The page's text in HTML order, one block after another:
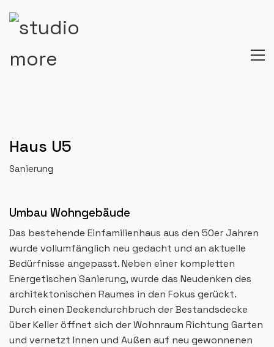
Haus U5
Sanierung
Umbau Wohngebäude
Das bestehende Einfamilienhaus aus den 50er Jahren
wurde vollumfänglich neu gedacht und an aktuelle
Bedürfnisse angepasst. Neben einer kompletten
Energetischen Sanierung, wurde das Neudenken des
architektonischen Raumes in den Fokus gerückt.
Durch einen Deckendurchbruch der Bestandsdecke
über Keller öffnet sich der Wohnraum Richtung Garten
und vernetzt Innen und Außen auf neu gewonnenen